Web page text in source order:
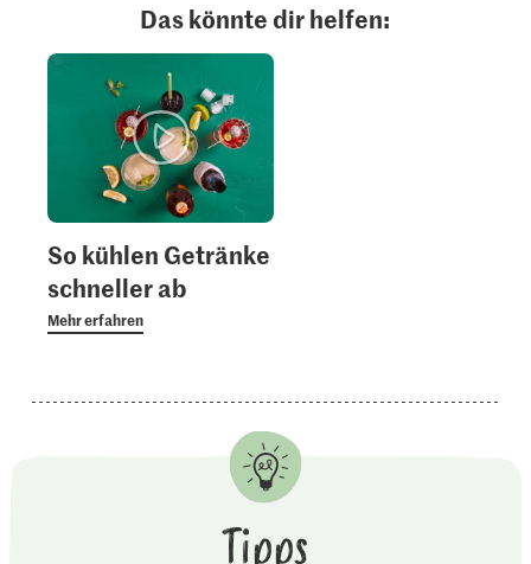
Das könnte dir helfen:
So kühlen Getränke
schneller ab
Mehr erfahren
Tipps